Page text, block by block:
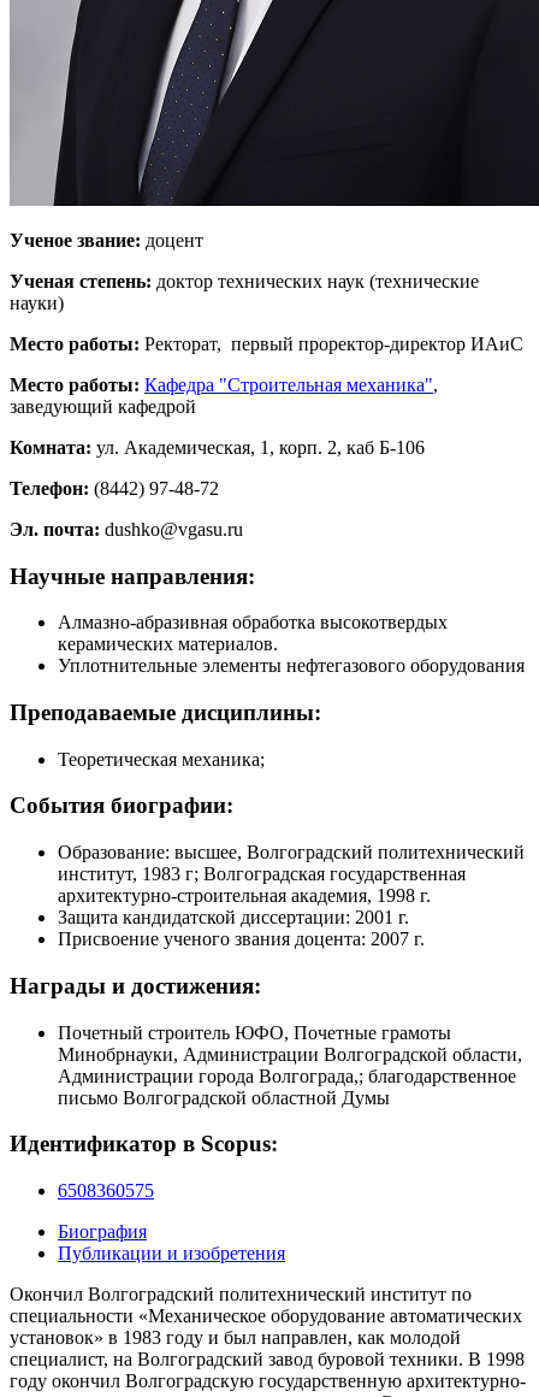
Ученое звание: доцент
Ученая степень: доктор технических наук (технические
науки)
Место работы: Ректорат, первый проректор-директор ИАиС
Место работы: Кафедра "Строительная механика",
заведующий кафедрой
Комната: ул. Академическая, 1, корп. 2, каб Б-106
Телефон: (8442) 97-48-72
Эл. почта: dushko@vgasu.ru
Научные направления:
Алмазно-абразивная обработка высокотвердых
керамических материалов.
Уплотнительные элементы нефтегазового оборудования
Преподаваемые дисциплины:
Теоретическая механика;
События биографии:
Образование: высшее, Волгоградский политехнический
институт, 1983 г; Волгоградская государственная
архитектурно-строительная академия, 1998 г.
Защита кандидатской диссертации: 2001 г.
Присвоение ученого звания доцента: 2007 г.
Награды и достижения:
Почетный строитель ЮФО, Почетные грамоты
Минобрнауки, Администрации Волгоградской области,
Администрации города Волгограда,; благодарственное
письмо Волгоградской областной Думы
Идентификатор в Scopus:
6508360575
Биография
Публикации и изобретения
Окончил Волгоградский политехнический институт по
специальности «Механическое оборудование автоматических
установок» в 1983 году и был направлен, как молодой
специалист, на Волгоградский завод буровой техники. В 1998
году окончил Волгоградскую государственную архитектурно-